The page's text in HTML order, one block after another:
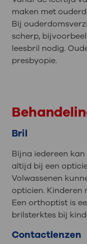
maken met
Bij
scherp,
leesbril nodig.
presbyopie.
Bril
Bijna iedereen
altijd bij een
Volwassenen
opticien. Kinderen
Een orthoptist is
brilsterktes bij
Contactlenzen